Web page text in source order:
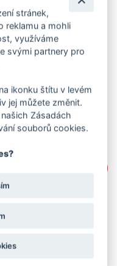
stránek,
reklamu a mohli
využíváme
svými partnery pro
ikonku štítu v levém
jej můžete změnit.
Zásadách
souborů cookies.